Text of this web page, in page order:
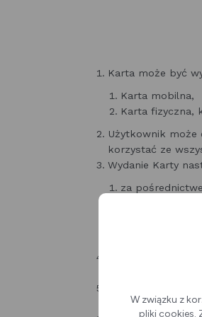
Karta może być
Karta mobilna,
Karta fizyczna,
Użytkownik może
korzystać ze
Wydanie Karty
za
w POK (Karta
uprawnień do
osobiście w POK.
W związku z
pliki cookies.